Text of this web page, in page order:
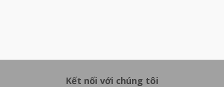
Kết nối với chúng tôi